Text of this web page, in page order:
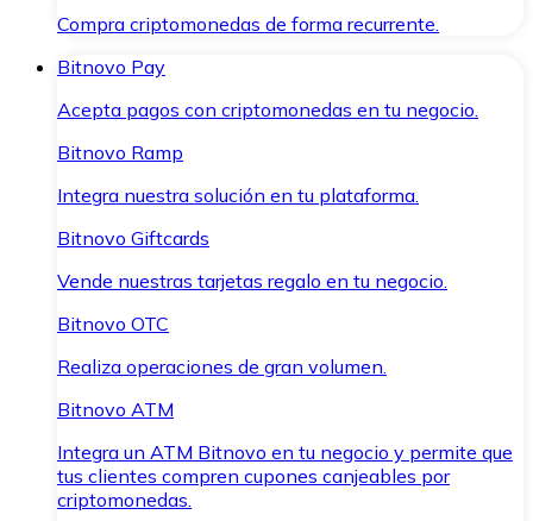
Compra criptomonedas de forma recurrente.
Bitnovo Pay
Acepta pagos con criptomonedas en tu negocio.
Bitnovo Ramp
Integra nuestra solución en tu plataforma.
Bitnovo Giftcards
Vende nuestras tarjetas regalo en tu negocio.
Bitnovo OTC
Realiza operaciones de gran volumen.
Bitnovo ATM
Integra un ATM Bitnovo en tu negocio y permite que
tus clientes compren cupones canjeables por
criptomonedas.